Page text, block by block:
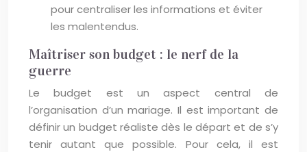
pour centraliser les informations et éviter
les malentendus.
Maîtriser son budget : le nerf de la
guerre
Le budget est un aspect central de
l’organisation d’un mariage. Il est important de
définir un budget réaliste dès le départ et de s’y
tenir autant que possible. Pour cela, il est